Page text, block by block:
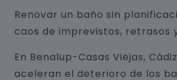
Renovar un baño sin
caos de imprevistos, retrasos
En Benalup-Casas Viejas,
aceleran el deterioro de los